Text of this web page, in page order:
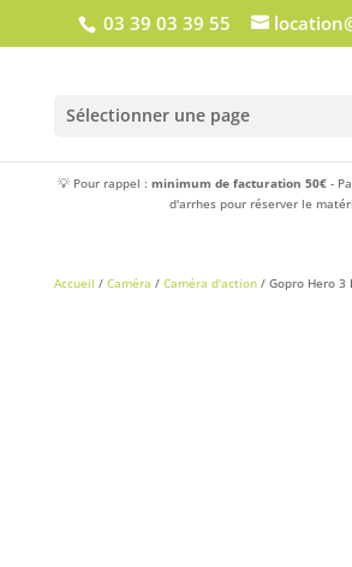
03 39 03 39 55
Sélectionner une page
💡 Pour rappel : minimum de facturation 50€-
d'arrhes pour réserver le
Accueil / Caméra / Caméra d'action/ Gopro Hero 3